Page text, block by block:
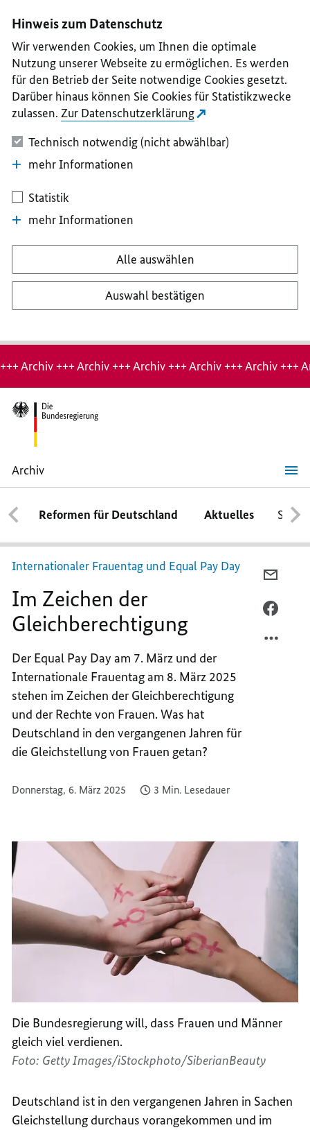
II
III
IV
V
Hinweis zum Datenschutz
Wir verwenden Cookies, um Ihnen die optimale
Nutzung unserer Webseite zu ermöglichen. Es werden
für den Betrieb der Seite notwendige Cookies gesetzt.
Darüber hinaus können Sie Cookies für Statistikzwecke
zulassen. Zur Datenschutzerklärung
Technisch notwendig (nicht abwählbar)
mehr Informationen
Statistik
mehr Informationen
Alle auswählen
Auswahl bestätigen
Hinweis:
Archiv-
Seite
+++ Archiv +++ Archiv +++ Archiv +++ Archiv +++ Archiv +++
Archiv
Im
Zeichen
der
Gleichberechtigung
Reformen für Deutschland Aktuelles
Internationaler Frauentag und Equal Pay Day
Im Zeichen der
Gleichberechtigung
Der Equal Pay Day am 7. März und der
Internationale Frauentag am 8. März 2025
stehen im Zeichen der Gleichberechtigung
und der Rechte von Frauen. Was hat
Deutschland in den vergangenen Jahren für
die Gleichstellung von Frauen getan?
Donnerstag, 6. März 2025 3 Min. Lesedauer
Die Bundesregierung will, dass Frauen und Männer
gleich viel verdienen.
Foto: Getty Images/iStockphoto/SiberianBeauty
Deutschland ist in den vergangenen Jahren in Sachen
Gleichstellung durchaus vorangekommen und im